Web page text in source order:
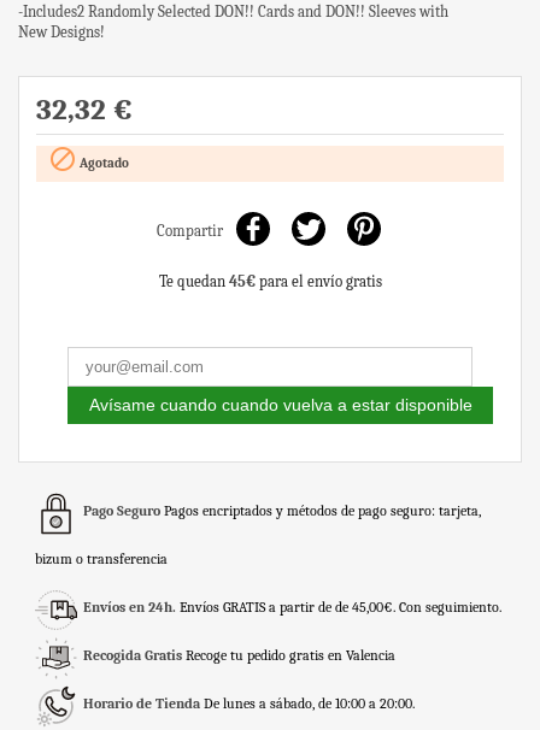
-Includes2 Randomly Selected DON!! Cards and DON!! Sleeves with
New Designs!
32,32 €
 Agotado
Compartir
Te quedan 45€para el envío gratis
Avísame cuando cuando vuelva a estar disponible
Pago Seguro Pagos encriptados y métodos de pago seguro: tarjeta,
bizum o transferencia
Envíos en 24h. Envíos GRATIS a partir de de 45,00€. Con seguimiento.
Recogida Gratis Recoge tu pedido gratis en Valencia
Horario de Tienda De lunes a sábado, de 10:00 a 20:00.